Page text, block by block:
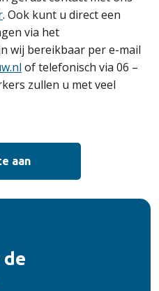
. Ook kunt u direct een
via het
wij bereikbaar per e-mail
of telefonisch via 06 –
zullen u met veel
aan
de